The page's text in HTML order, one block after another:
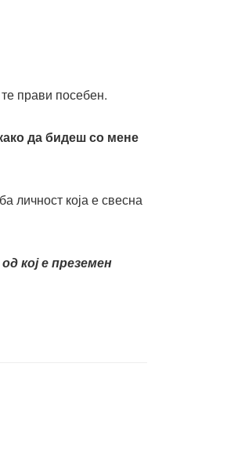
прави посебен.
да бидеш со мене
личност која е свесна
кој е преземен